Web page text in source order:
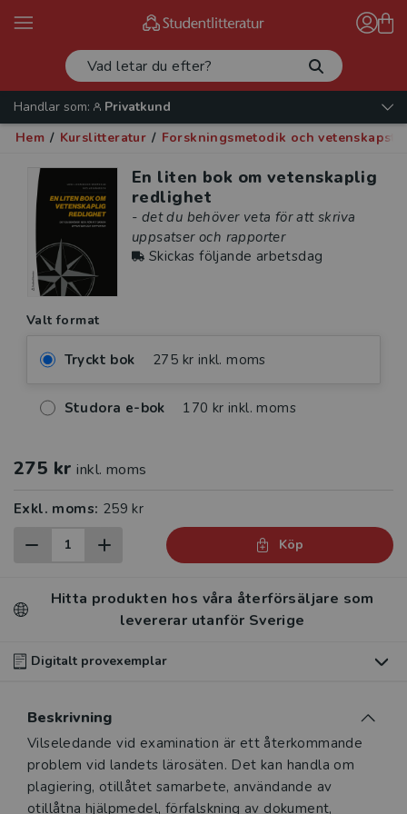
Handlar som:
Privatkund
Hem / Kurslitteratur / Forskningsmetodik och
En liten bok om vetenskaplig
redlighet
- det du behöver veta för att skriva
uppsatser och rapporter
Skickas följande arbetsdag
Valt format
Tryckt bok 275 kr inkl. moms
Studora e-bok 170 kr inkl. moms
275 kr inkl. moms
Exkl. moms: 259 kr
Köp
Hitta produkten hos våra återförsäljare som
levererar utanför Sverige
Digitalt provexemplar
digitalt provexemplar av den här produkten
Våra digitala provexemplar tillhandahålls via Studora.se
och ger dig tillgång till boken under 180 dagar. Observera
att erbjudandet endast gäller relevanta produkter för din
Beskrivning
Beskrivning
Vilseledande vid examination är ett återkommande
problem vid landets lärosäten. Det kan handla om
plagiering, otillåtet samarbete, användande av
otillåtna hjälpmedel, förfalskning av dokument,